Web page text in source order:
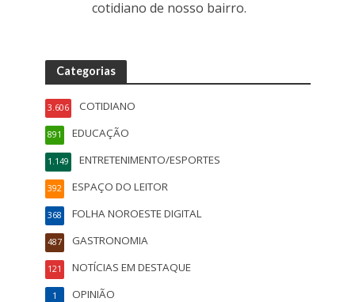
cotidiano de nosso bairro.
Categorias
COTIDIANO
3.606
EDUCAÇÃO
891
ENTRETENIMENTO/ESPORTES
1.149
ESPAÇO DO LEITOR
392
FOLHA NOROESTE DIGITAL
368
GASTRONOMIA
487
NOTÍCIAS EM DESTAQUE
121
OPINIÃO
1